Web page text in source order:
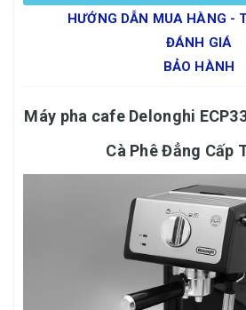
HƯỚNG DẪN MUA HÀNG -
ĐÁNH GIÁ
BẢO HÀNH
Máy pha cafe Delonghi
Cà Phê Đẳng Cấp